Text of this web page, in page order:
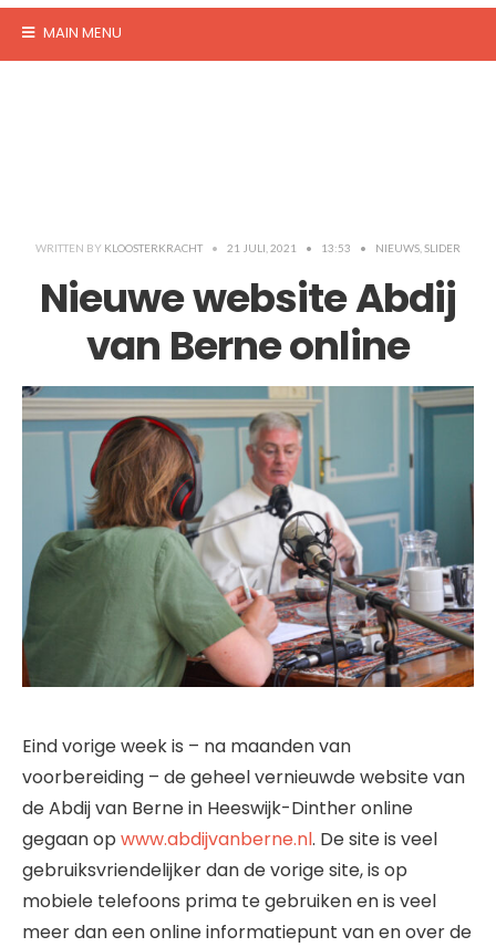
MAIN MENU
WRITTEN BY KLOOSTERKRACHT • 21 JULI, 2021 • 13:53 • NIEUWS SLIDER
Nieuwe website Abdij
van Berne online
Eind vorige week is – na maanden van
voorbereiding – de geheel vernieuwde website van
de Abdij van Berne in Heeswijk-Dinther online
gegaan op www.abdijvanberne.nl. De site is veel
gebruiksvriendelijker dan de vorige site, is op
mobiele telefoons prima te gebruiken en is veel
meer dan een online informatiepunt van en over de